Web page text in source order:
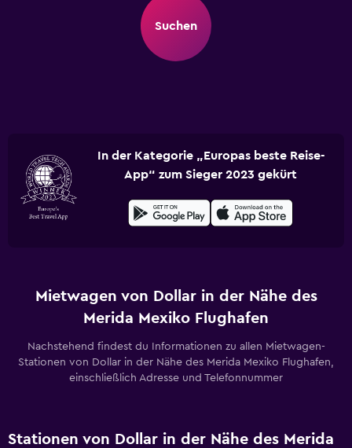
Suchen
In der Kategorie „Europas beste Reise-
App“ zum Sieger 2023 gekürt
Mietwagen von Dollar in der Nähe des
Merida Mexiko Flughafen
Nachstehend findest du Informationen zu allen Mietwagen-
Stationen von Dollar in der Nähe des Merida Mexiko Flughafen,
einschließlich Adresse und Telefonnummer
Stationen von Dollar in der Nähe des Merida